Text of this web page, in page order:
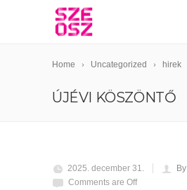
Home Uncategorized hirek
ÚJÉVI KÖSZÖNTŐ
2025. december 31.
Comments are Off